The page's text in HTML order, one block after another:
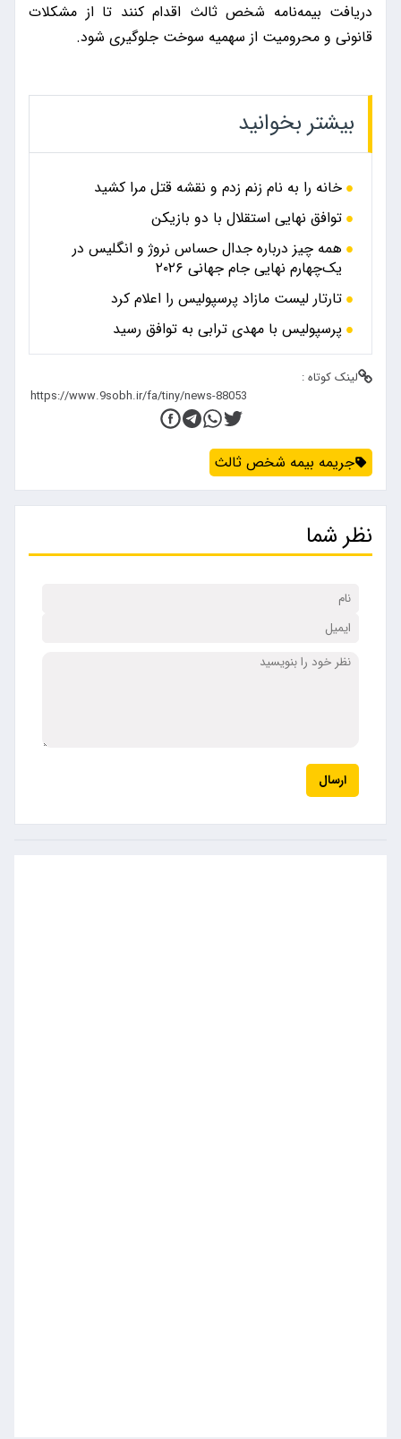
دریافت بیمه‌نامه شخص ثالث اقدام کنند تا از مشکلات
قانونی و محرومیت از سهمیه سوخت جلوگیری شود.
بیشتر بخوانید
خانه را به نام زنم زدم و نقشه قتل مرا کشید
توافق نهایی استقلال با دو بازیکن
همه چیز درباره جدال حساس نروژ و انگلیس در
یک‌چهارم نهایی جام جهانی ۲۰۲۶
تارتار لیست مازاد پرسپولیس را اعلام کرد
پرسپولیس با مهدی ترابی به توافق رسید
لینک کوتاه :
جریمه بیمه شخص ثالث
نظر شما
ارسال